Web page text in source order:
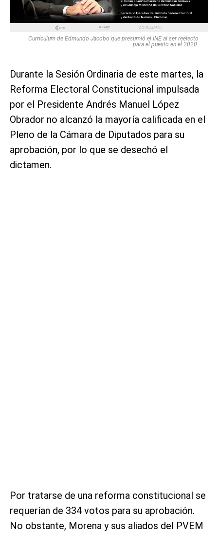
Currículum de Edmundo Jacobo que presumió el INE al ser reelecto
para el puesto en el 2020.
Durante la Sesión Ordinaria de este martes, la
Reforma Electoral Constitucional impulsada
por el Presidente Andrés Manuel López
Obrador no alcanzó la mayoría calificada en el
Pleno de la Cámara de Diputados para su
aprobación, por lo que se desechó el
dictamen.
Por tratarse de una reforma constitucional se
requerían de 334 votos para su aprobación.
No obstante, Morena y sus aliados del PVEM